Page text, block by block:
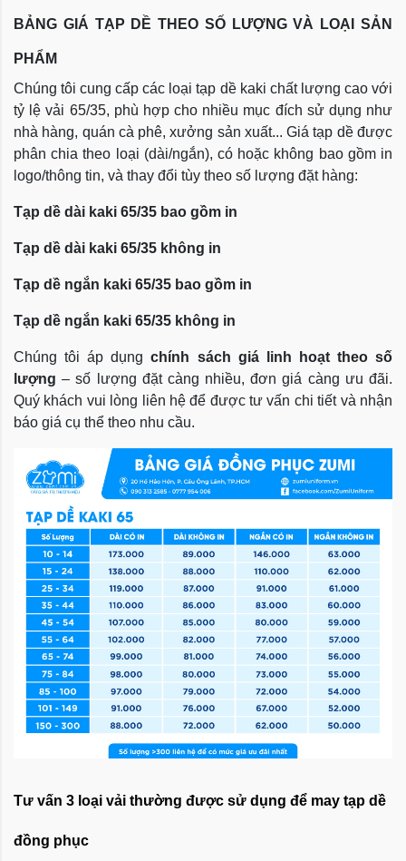
BẢNG GIÁ TẠP DỀ THEO SỐ LƯỢNG VÀ LOẠI SẢN
PHẨM
Chúng tôi cung cấp các loại tạp dề kaki chất lượng cao với
tỷ lệ vải 65/35, phù hợp cho nhiều mục đích sử dụng như
nhà hàng, quán cà phê, xưởng sản xuất... Giá tạp dề được
phân chia theo loại (dài/ngắn), có hoặc không bao gồm in
logo/thông tin, và thay đổi tùy theo số lượng đặt hàng:
Tạp dề dài kaki 65/35 bao gồm in
Tạp dề dài kaki 65/35 không in
Tạp dề ngắn kaki 65/35 bao gồm in
Tạp dề ngắn kaki 65/35 không in
Chúng tôi áp dụngchính sách giá linh hoạt theo số
lượng – số lượng đặt càng nhiều, đơn giá càng ưu đãi.
Quý khách vui lòng liên hệ để được tư vấn chi tiết và nhận
báo giá cụ thể theo nhu cầu.
Tư vấn 3 loại vải thường được sử dụng để may tạp dề
đồng phục